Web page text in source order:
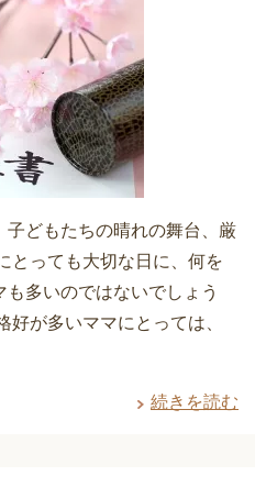
どもたちの晴れの舞台、厳
とっても大切な日に、何を
多いのではないでしょう
が多いママにとっては、
続きを読む